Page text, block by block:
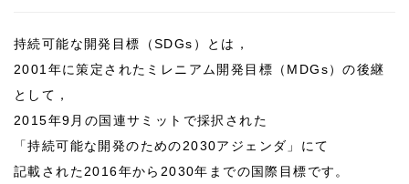
持続可能な開発目標（SDGs）とは，
2001年に策定されたミレニアム開発目標（MDGs）の後継
として，
2015年9月の国連サミットで採択された
「持続可能な開発のための2030アジェンダ」にて
記載された2016年から2030年までの国際目標です。